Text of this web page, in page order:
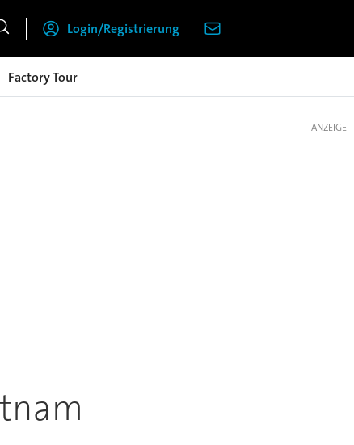
Login/Registrierung
Factory Tour
ANZEIGE